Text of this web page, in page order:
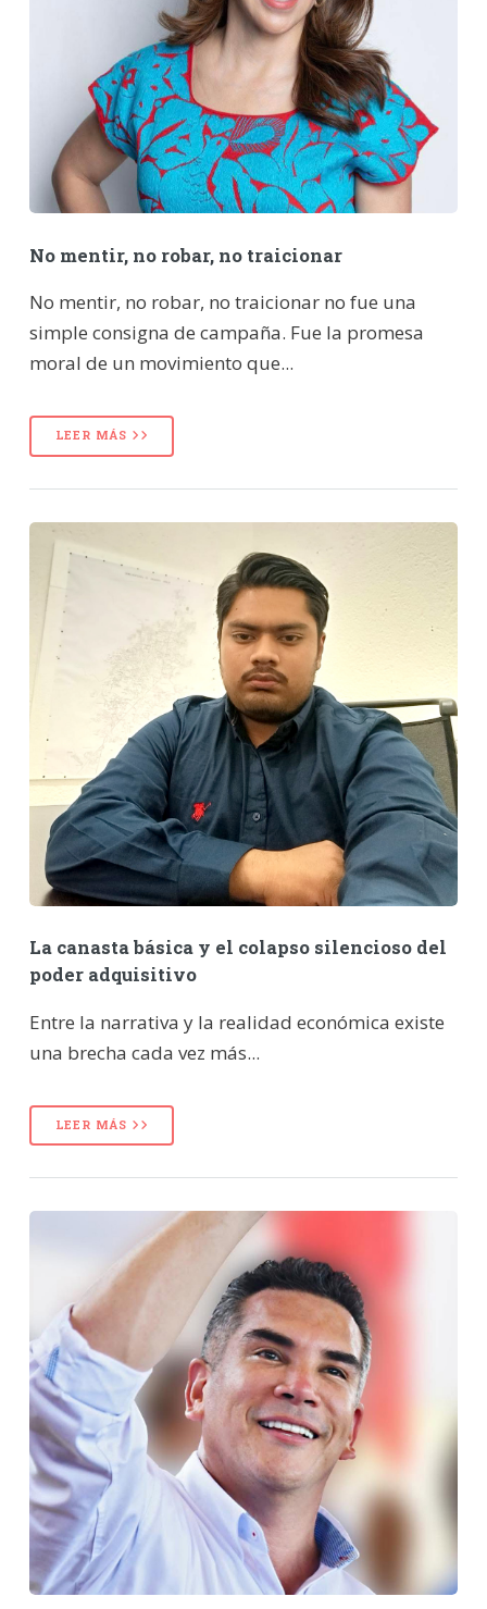
No mentir, no robar, no traicionar
No mentir, no robar, no traicionar no fue una
simple consigna de campaña. Fue la promesa
moral de un movimiento que...
LEER MÁS
La canasta básica y el colapso silencioso del
poder adquisitivo
Entre la narrativa y la realidad económica existe
una brecha cada vez más...
LEER MÁS